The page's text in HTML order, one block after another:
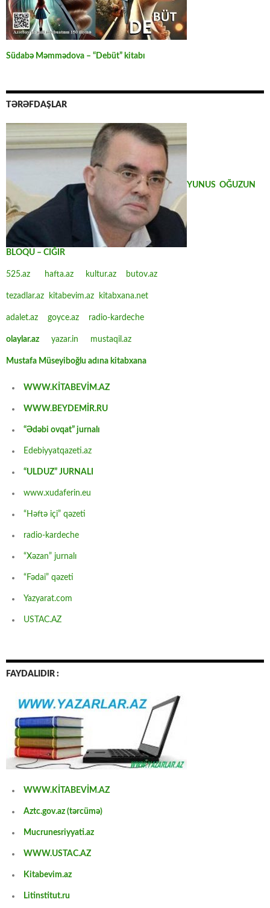
Südabə Məmmədova – “Debüt” kitabı
TƏRƏFDAŞLAR
YUNUS OĞUZUN
BLOQU – CIĞIR
525.az hafta.az kultur.az butov.az
tezadlar.az kitabevim.az kitabxana.net
adalet.az goyce.az radio-kardeche
olaylar.az yazar.in mustaqil.az
Mustafa Müseyiboğlu adına kitabxana
WWW.KİTABEVİM.AZ
WWW.BEYDEMİR.RU
“Ədəbi ovqat” jurnalı
Edebiyyatqazeti.az
“ULDUZ” JURNALI
www.xudaferin.eu
“Həftə içi” qəzeti
radio-kardeche
“Xəzan” jurnalı
“Fədai” qəzeti
Yazyarat.com
USTAC.AZ
FAYDALIDIR :
WWW.KİTABEVİM.AZ
Aztc.gov.az (tərcümə)
Mucrunesriyyati.az
WWW.USTAC.AZ
Kitabevim.az
Litinstitut.ru